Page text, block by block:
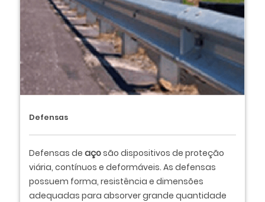
Defensas
Defensas deaçosão dispositivos de proteção
viária, contínuos e deformáveis. As defensas
possuem forma, resistência e dimensões
adequadas para absorver grande quantidade